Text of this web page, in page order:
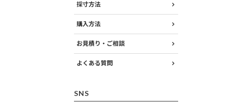
採寸方法
購入方法
お見積り・ご相談
よくある質問
SNS